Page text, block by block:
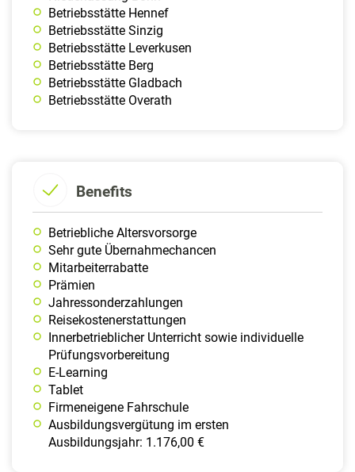
Betriebsstätte Hennef
Betriebsstätte Sinzig
Betriebsstätte Leverkusen
Betriebsstätte Berg
Betriebsstätte Gladbach
Betriebsstätte Overath
Benefits
Betriebliche Altersvorsorge
Sehr gute Übernahmechancen
Mitarbeiterrabatte
Prämien
Jahressonderzahlungen
Reisekostenerstattungen
Innerbetrieblicher Unterricht sowie individuelle
Prüfungsvorbereitung
E-Learning
Tablet
Firmeneigene Fahrschule
Ausbildungsvergütung im ersten
Ausbildungsjahr: 1.176,00 €